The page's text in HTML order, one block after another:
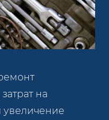
на
увеличение